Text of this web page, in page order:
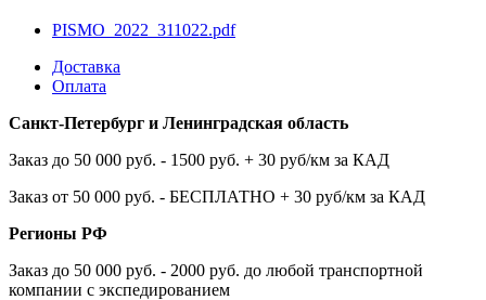
PISMO_2022_311022.pdf
Доставка
Оплата
Санкт-Петербург и Ленинградская область
Заказ до 50 000 руб. - 1500 руб. + 30 руб/км за КАД
Заказ от 50 000 руб. - БЕСПЛАТНО + 30 руб/км за КАД
Регионы РФ
Заказ до 50 000 руб. - 2000 руб. до любой транспортной
компании с экспедированием